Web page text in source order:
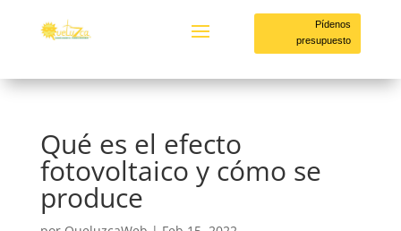
Pídenos
presupuesto
Qué es el efecto
fotovoltaico y cómo se
produce